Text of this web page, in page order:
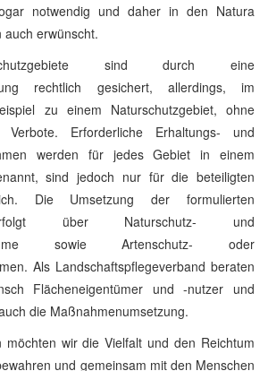
notwendig und daher in den Natura
erwünscht.
sind durch eine
rechtlich gesichert, allerdings, im
zu einem Naturschutzgebiet, ohne
Erforderliche Erhaltungs- und
werden für jedes Gebiet in einem
sind jedoch nur für die beteiligten
Die Umsetzung der formulierten
über Naturschutz- und
sowie Artenschutz- oder
Als Landschaftspflegeverband beraten
Flächeneigentümer und -nutzer und
die Maßnahmenumsetzung.
möchten wir die Vielfalt und den Reichtum
und gemeinsam mit den Menschen